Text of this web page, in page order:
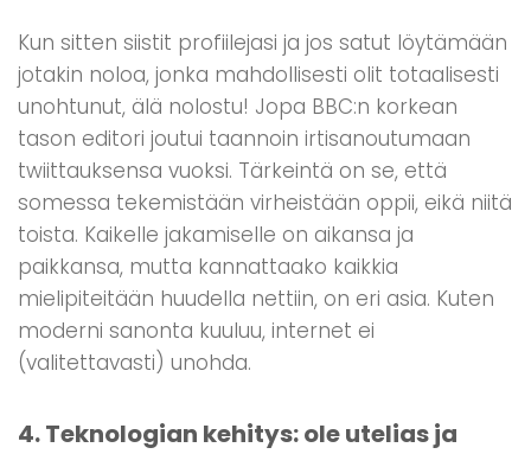
Kun sitten siistit profiilejasi ja jos satut löytämään
jotakin noloa, jonka mahdollisesti olit totaalisesti
unohtunut, älä nolostu! Jopa BBC:n korkean
tason editori joutui taannoin irtisanoutumaan
twiittauksensa vuoksi. Tärkeintä on se, että
somessa tekemistään virheistään oppii, eikä niitä
toista. Kaikelle jakamiselle on aikansa ja
paikkansa, mutta kannattaako kaikkia
mielipiteitään huudella nettiin, on eri asia. Kuten
moderni sanonta kuuluu, internet ei
(valitettavasti) unohda.
4. Teknologian kehitys: ole utelias ja